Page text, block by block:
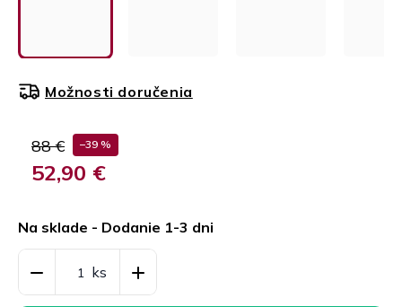
88 € –39 %
52,90 €
cena:
Na sklade - Dodanie 1-3 dni
Možnosti doručenia